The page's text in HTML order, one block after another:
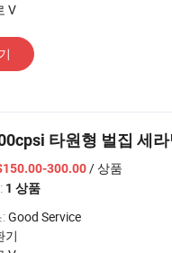
V
타원형 벌집 세
300.00/ 상품
1 상품
Good Service
기